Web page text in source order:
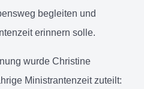
begleiten und
erinnern solle.
wurde Christine
Ministrantenzeit zuteilt: